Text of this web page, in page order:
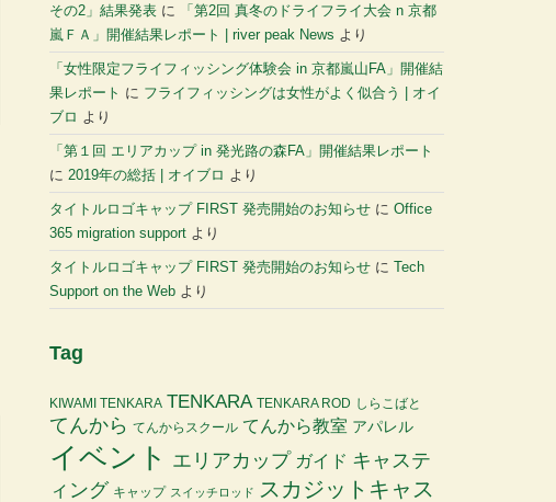
その2」結果発表 に
「第2回 真冬のドライフライ大会 n 京都
嵐ＦＡ」開催結果レポート | river peak News より
「女性限定フライフィッシング体験会 in 京都嵐山FA」開催結
果レポート に フライフィッシングは女性がよく似合う | オイ
ブロ より
「第１回 エリアカップ in 発光路の森FA」開催結果レポート
に 2019年の総括 | オイブロ より
タイトルロゴキャップ FIRST 発売開始のお知らせ に Office
365 migration support より
タイトルロゴキャップ FIRST 発売開始のお知らせ に Tech
Support on the Web より
Tag
KIWAMI TENKARA TENKARA TENKARA ROD しらこばと
てんから てんからスクール てんから教室 アパレル
イベント エリアカップ ガイド キャステ
ィング キャップ スイッチロッド
スカジットキャス